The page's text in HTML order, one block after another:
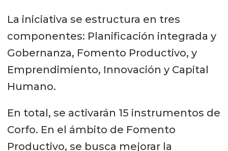
La iniciativa se estructura en tres
componentes: Planificación integrada y
Gobernanza, Fomento Productivo, y
Emprendimiento, Innovación y Capital
Humano.
En total, se activarán 15 instrumentos de
Corfo. En el ámbito de Fomento
Productivo, se busca mejorar la